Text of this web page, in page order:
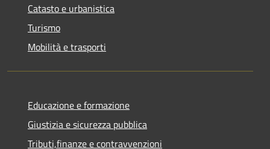
Catasto e urbanistica
Turismo
Mobilità e trasporti
Educazione e formazione
Giustizia e sicurezza pubblica
Tributi,finanze e contravvenzioni